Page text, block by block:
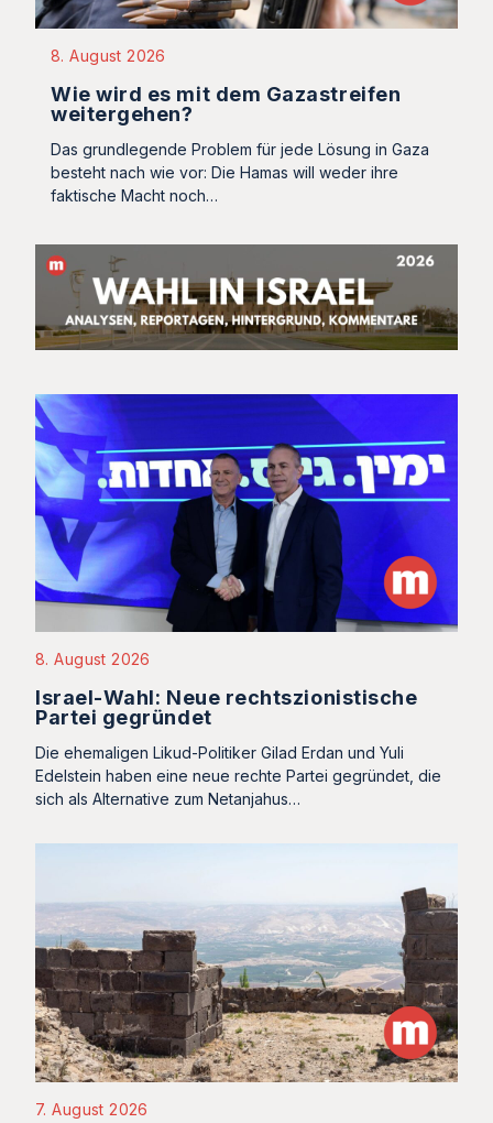
8. August 2026
Wie wird es mit dem Gazastreifen
weitergehen?
Das grundlegende Problem für jede Lösung in Gaza
besteht nach wie vor: Die Hamas will weder ihre
faktische Macht noch…
8. August 2026
Israel-Wahl: Neue rechtszionistische
Partei gegründet
Die ehemaligen Likud-Politiker Gilad Erdan und Yuli
Edelstein haben eine neue rechte Partei gegründet, die
sich als Alternative zum Netanjahus…
7. August 2026